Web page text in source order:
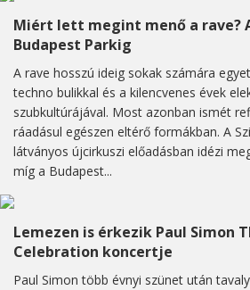
Miért lett megint menő a rave?
Budapest Parkig
A rave hosszú ideig sokak számára
techno bulikkal és a kilencvenes évek
szubkultúrájával. Most azonban ismét
ráadásul egészen eltérő formákban. A
látványos újcirkuszi előadásban idézi
míg a Budapest...
Lemezen is érkezik Paul Simon
Celebration koncertje
Paul Simon több évnyi szünet után